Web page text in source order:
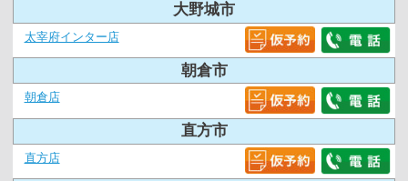
大野城市
太宰府インター店
朝倉市
朝倉店
直方市
直方店